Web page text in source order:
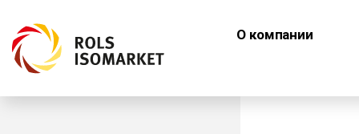
О компании